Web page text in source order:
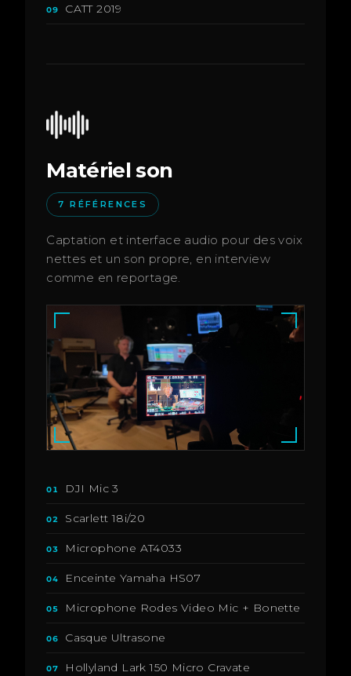
09 CATT 2019
Matériel son
7 RÉFÉRENCES
Captation et interface audio pour des voix
nettes et un son propre, en interview
comme en reportage.
01 DJI Mic 3
02 Scarlett 18i/20
03 Microphone AT4033
04 Enceinte Yamaha HS07
05 Microphone Rodes Video Mic + Bonette
06 Casque Ultrasone
07 Hollyland Lark 150 Micro Cravate